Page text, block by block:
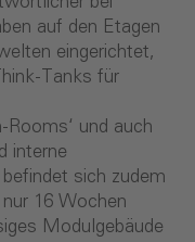
auf den Etagen
eingerichtet,
Tanks für
Rooms‘ und auch
interne
sich zudem
16 Wochen
Modulgebäude